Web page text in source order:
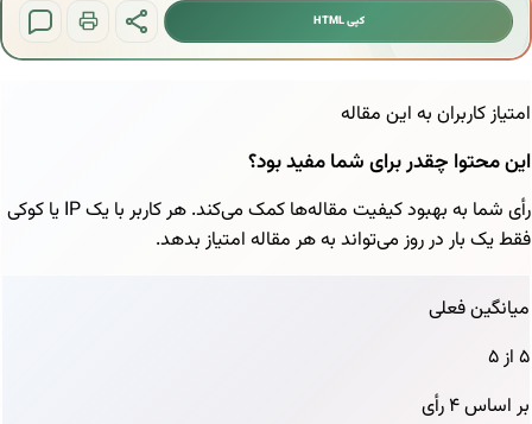
به این مقاله
برای شما مفید بود؟
رأی شما به بهبود کیفیت مقاله‌ها کمک می‌کند. هر کاربر با یک IP یا کوکی
روز می‌تواند به هر مقاله امتیاز بدهد.
رأی